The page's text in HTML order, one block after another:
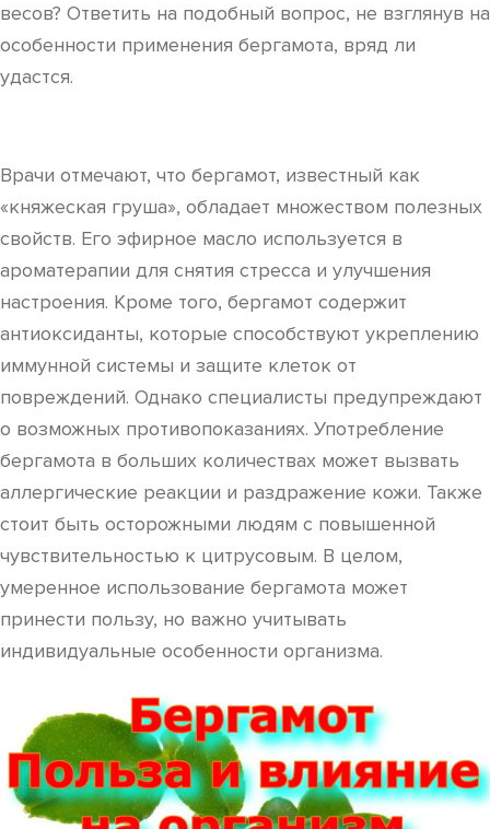
весов? Ответить на подобный вопрос, не взглянув на
особенности применения бергамота, вряд ли
удастся.
Врачи отмечают, что бергамот, известный как
«княжеская груша», обладает множеством полезных
свойств. Его эфирное масло используется в
ароматерапии для снятия стресса и улучшения
настроения. Кроме того, бергамот содержит
антиоксиданты, которые способствуют укреплению
иммунной системы и защите клеток от
повреждений. Однако специалисты предупреждают
о возможных противопоказаниях. Употребление
бергамота в больших количествах может вызвать
аллергические реакции и раздражение кожи. Также
стоит быть осторожными людям с повышенной
чувствительностью к цитрусовым. В целом,
умеренное использование бергамота может
принести пользу, но важно учитывать
индивидуальные особенности организма.